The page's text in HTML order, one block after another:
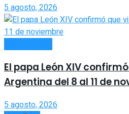
5 agosto, 2026
El papa León XIV
Argentina del 8 al 11 de
5 agosto, 2026